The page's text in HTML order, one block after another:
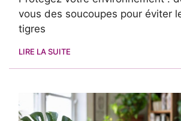
vous des soucoupes pour éviter
tigres
LIRE LA SUITE